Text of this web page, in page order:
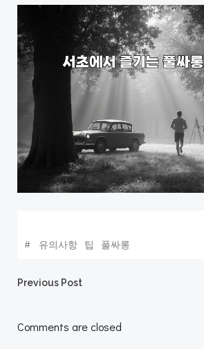
# 유의사항 팁 풀싸롱
Post
navigation
Previous Post
Comments are closed